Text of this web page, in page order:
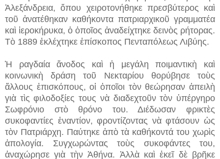
Ἀλεξάνδρεια, ὅπου χειροτονήθηκε πρεσβύτερος καὶ
τοῦ ἀνατέθηκαν καθήκοντα πατριαρχικοῦ γραμματέα
καὶ ἱεροκήρυκα, ὁ ὁποῖος ἀναδείχτηκε δεινὸς ρήτορας.
Τὸ 1889 ἐκλέχτηκε ἐπίσκοπος Πενταπόλεως Λιβύης.
Ἡ ραγδαία ἄνοδος καὶ ἡ μεγάλη ποιμαντικὴ καὶ
κοινωνικὴ δράση τοῦ Νεκταρίου θορύβησε τοὺς
ἄλλους ἐπισκόπους, οἱ ὁποῖοι τὸν θεώρησαν ἀπειλὴ
γιὰ τὶς φιλοδοξίες τους νὰ διαδεχτοῦν τὸν ὑπέργηρο
Σωφρόνιο στὸ θρόνο του. Διέδωσαν φρικτὲς
συκοφαντίες ἐναντίον, φροντίζοντας νὰ φτάσουν ὡς
τὸν Πατριάρχη. Παύτηκε ἀπὸ τὰ καθήκοντά του χωρὶς
ἀπολογία. Συγχωρώντας τοὺς συκοφάντες του,
ἀναχώρησε γιὰ τὴν Ἀθήνα. Ἀλλὰ καὶ ἐκεῖ δὲ βρῆκε